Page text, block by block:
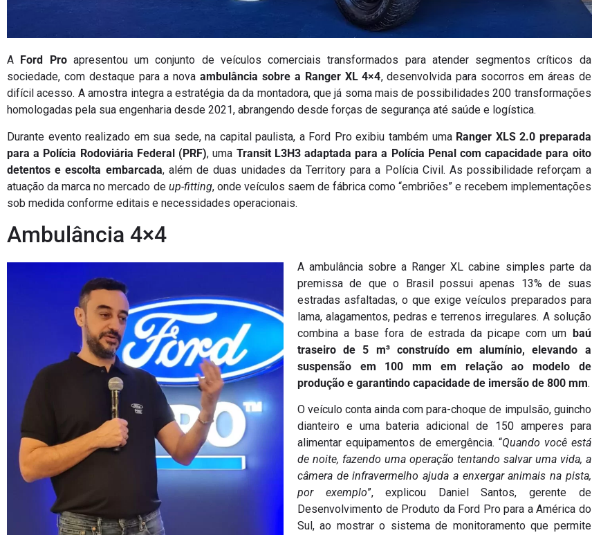
A Ford Proapresentou um conjunto de veículos comerciais transformados para atender segmentos críticos da
sociedade, com destaque para a novaambulância sobre a Ranger XL 4×4, desenvolvida para socorros em áreas de
difícil acesso. A amostra integra a estratégia da da montadora, que já soma mais de possibilidades 200 transformações
homologadas pela sua engenharia desde 2021, abrangendo desde forças de segurança até saúde e logística.
Durante evento realizado em sua sede, na capital paulista, a Ford Pro exibiu também uma Ranger XLS 2.0 preparada
para a Polícia Rodoviária Federal (PRF), uma Transit L3H3 adaptada para a Polícia Penal com capacidade para oito
detentos e escolta embarcada, além de duas unidades da Territory para a Polícia Civil. As possibilidade reforçam a
atuação da marca no mercado de up-fitting, onde veículos saem de fábrica como “embriões” e recebem implementações
sob medida conforme editais e necessidades operacionais.
Ambulância 4×4
A ambulância sobre a Ranger XL cabine simples parte da
premissa de que o Brasil possui apenas 13% de suas
estradas asfaltadas, o que exige veículos preparados para
lama, alagamentos, pedras e terrenos irregulares. A solução
combina a base fora de estrada da picape com um baú
traseiro de 5 m³ construído em alumínio, elevando a
suspensão em 100 mm em relação ao modelo de
produção e garantindo capacidade de imersão de 800 mm.
O veículo conta ainda com para-choque de impulsão, guincho
dianteiro e uma bateria adicional de 150 amperes para
alimentar equipamentos de emergência. “Quando você está
de noite, fazendo uma operação tentando salvar uma vida, a
câmera de infravermelho ajuda a enxergar animais na pista,
por exemplo”, explicou Daniel Santos, gerente de
Desenvolvimento de Produto da Ford Pro para a América do
Sul, ao mostrar o sistema de monitoramento que permite